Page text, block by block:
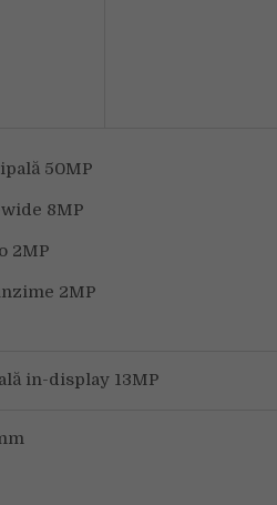
50MP
8MP
2MP
2MP
in-display 13MP